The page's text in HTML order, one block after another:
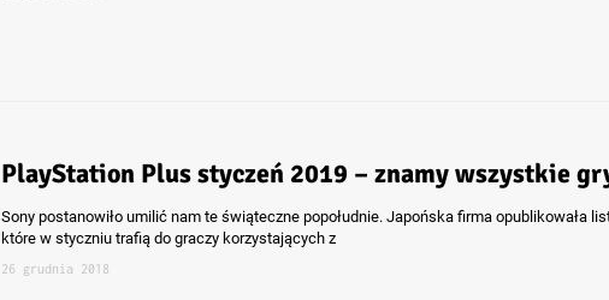
PlayStation Plus styczeń 2019 – znamy wszystkie
Sony postanowiło umilić nam te świąteczne popołudnie. Japońska firma opublikowała
które w styczniu trafią do graczy korzystających z
26 grudnia 2018